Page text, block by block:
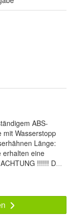
ABS-
mit Wasserstopp
Länge:
erhalten eine
!!!!!! D...